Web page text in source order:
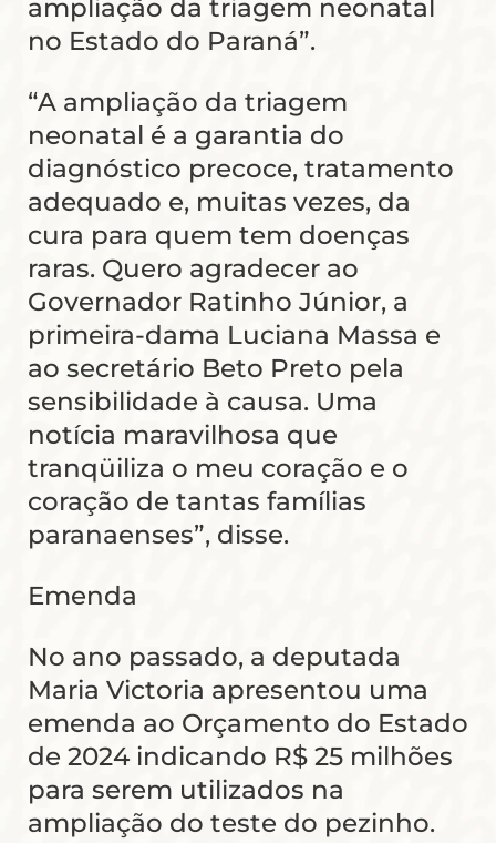
ampliação da triagem neonatal
no Estado do Paraná”.
“A ampliação da triagem
neonatal é a garantia do
diagnóstico precoce, tratamento
adequado e, muitas vezes, da
cura para quem tem doenças
raras. Quero agradecer ao
Governador Ratinho Júnior, a
primeira-dama Luciana Massa e
ao secretário Beto Preto pela
sensibilidade à causa. Uma
notícia maravilhosa que
tranqüiliza o meu coração e o
coração de tantas famílias
paranaenses”, disse.
Emenda
No ano passado, a deputada
Maria Victoria apresentou uma
emenda ao Orçamento do Estado
de 2024 indicando R$ 25 milhões
para serem utilizados na
ampliação do teste do pezinho.